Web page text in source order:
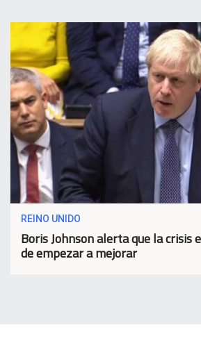
REINO UNIDO
Boris Johnson alerta que la crisis
de empezar a mejorar